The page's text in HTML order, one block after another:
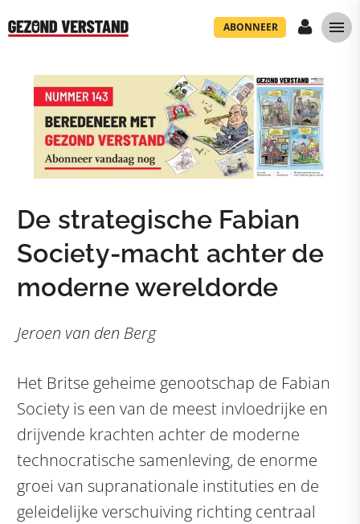
ABONNEER
De strategische Fabian
Society-macht achter de
moderne wereldorde
Jeroen van den Berg
Het Britse geheime genootschap de Fabian
Society is een van de meest invloedrijke en
drijvende krachten achter de moderne
technocratische samenleving, de enorme
groei van supranationale instituties en de
geleidelijke verschuiving richting centraal